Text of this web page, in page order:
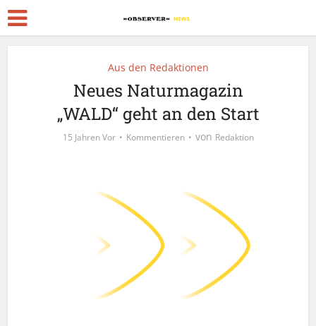
Aus den Redaktionen
Neues Naturmagazin
„WALD“ geht an den Start
15 Jahren Vor Kommentieren von Redaktion